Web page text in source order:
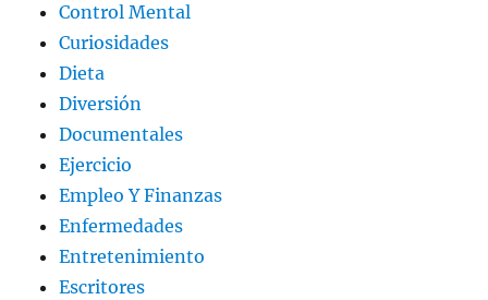
Control Mental
Curiosidades
Dieta
Diversión
Documentales
Ejercicio
Empleo Y Finanzas
Enfermedades
Entretenimiento
Escritores